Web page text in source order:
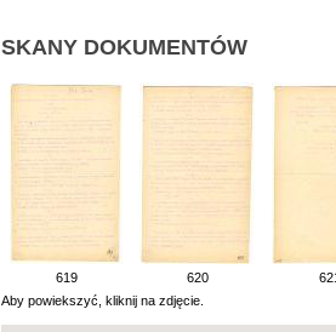
SKANY DOKUMENTÓW
619 620
Aby powiekszyć, kliknij na zdjęcie.